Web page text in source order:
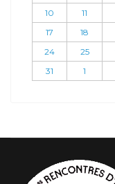
10
11
17
18
24
25
31
1